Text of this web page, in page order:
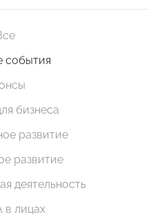
события
бизнеса
развитие
развитие
деятельность
лицах